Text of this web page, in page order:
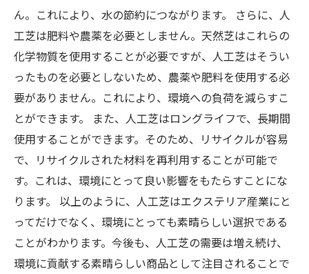
ん。これにより、水の節約につながります。 さらに、人
工芝は肥料や農薬を必要としません。天然芝はこれらの
化学物質を使用することが必要ですが、人工芝はそうい
ったものを必要としないため、農薬や肥料を使用する必
要がありません。これにより、環境への負荷を減らすこ
とができます。 また、人工芝はロングライフで、長期間
使用することができます。そのため、リサイクルが容易
で、リサイクルされた材料を再利用することが可能で
す。これは、環境にとって良い影響をもたらすことにな
ります。 以上のように、人工芝はエクステリア産業にと
ってだけでなく、環境にとっても素晴らしい選択である
ことがわかります。今後も、人工芝の需要は増え続け、
環境に貢献する素晴らしい商品として注目されることで